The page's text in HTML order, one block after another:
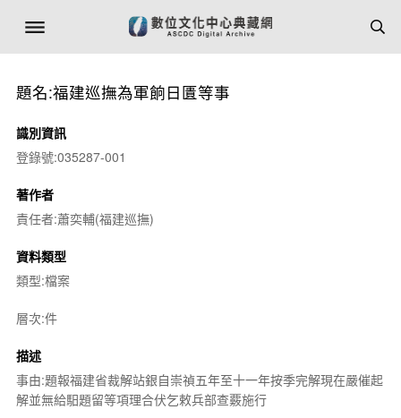
題名:福建巡撫為軍餉日匱等事
識別資訊
登錄號:035287-001
著作者
責任者:蕭奕輔(福建巡撫)
資料類型
類型:檔案
層次:件
描述
事由:題報福建省裁解站銀自崇禎五年至十一年按季完解現在嚴催起
解並無給馹題留等項理合伏乞敕兵部查覈施行